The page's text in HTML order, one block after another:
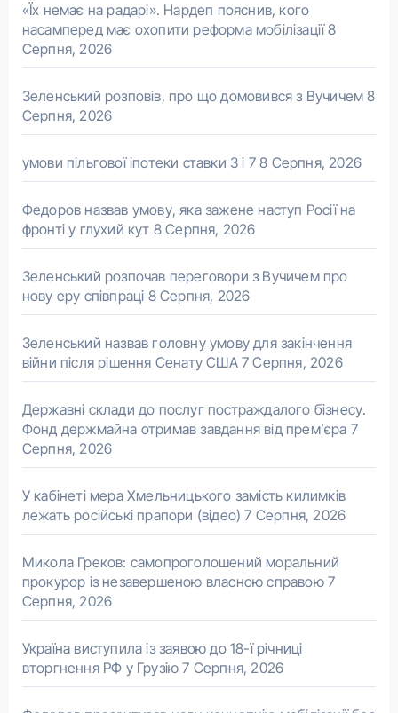
«Їх немає на радарі». Нардеп пояснив, кого
насамперед має охопити реформа мобілізації 8
Серпня, 2026
Зеленський розповів, про що домовився з Вучичем 8
Серпня, 2026
умови пільгової іпотеки ставки 3 і 7 8 Серпня, 2026
Федоров назвав умову, яка зажене наступ Росії на
фронті у глухий кут 8 Серпня, 2026
Зеленський розпочав переговори з Вучичем про
нову еру співпраці 8 Серпня, 2026
Зеленський назвав головну умову для закінчення
війни після рішення Сенату США 7 Серпня, 2026
Державні склади до послуг постраждалого бізнесу.
Фонд держмайна отримав завдання від прем’єра 7
Серпня, 2026
У кабінеті мера Хмельницького замість килимків
лежать російські прапори (відео) 7 Серпня, 2026
Микола Греков: самопроголошений моральний
прокурор із незавершеною власною справою 7
Серпня, 2026
Україна виступила із заявою до 18-ї річниці
вторгнення РФ у Грузію 7 Серпня, 2026